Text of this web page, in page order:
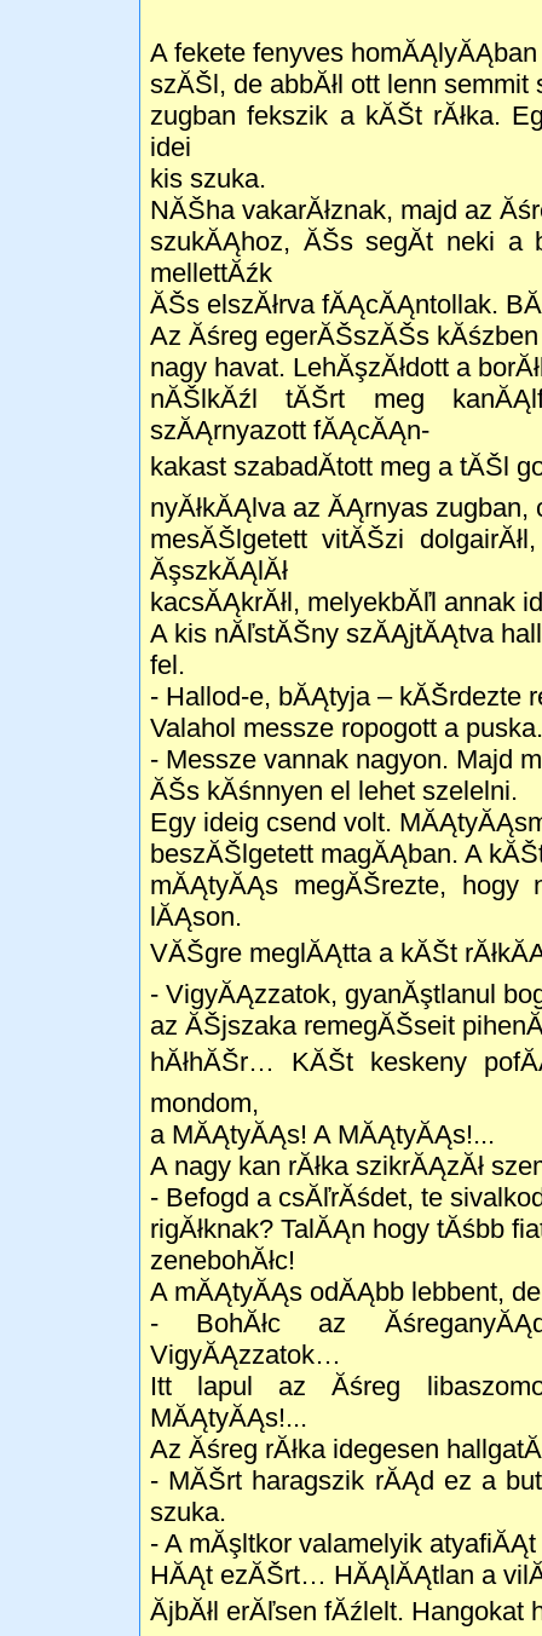
A fekete fenyves
szĂŠl, de abbĂłl ott lenn
zugban fekszik a kĂŠt rĂłka.
idei
kis szuka.
NĂŠha vakarĂłznak, majd az
szukĂĄhoz, ĂŠs segĂ­t neki a
mellettĂźk
ĂŠs elszĂłrva fĂĄcĂĄntollak.
Az Ăśreg egerĂŠszĂŠs
nagy havat. LehĂşzĂłdott a
nĂŠlkĂźl tĂŠrt meg
szĂĄrnyazott fĂĄcĂĄn-
kakast szabadĂ­tott meg a tĂŠl
nyĂłkĂĄlva az ĂĄrnyas
mesĂŠlgetett vitĂŠzi
ĂşszkĂĄlĂł
kacsĂĄkrĂłl, melyekbĂľl annak
A kis nĂľstĂŠny szĂĄjtĂĄtva
fel.
- Hallod-e, bĂĄtyja – kĂŠrdezte
Valahol messze ropogott a
- Messze vannak nagyon. Majd
ĂŠs kĂśnnyen el lehet szelelni.
Egy ideig csend volt.
beszĂŠlgetett magĂĄban. A
mĂĄtyĂĄs megĂŠrezte,
lĂĄson.
VĂŠgre meglĂĄtta a kĂŠt
- VigyĂĄzzatok, gyanĂştlanul
az ĂŠjszaka remegĂŠseit
hĂłhĂŠr… KĂŠt keskeny
mondom,
a MĂĄtyĂĄs! A MĂĄtyĂĄs!...
A nagy kan rĂłka szikrĂĄzĂł
- Befogd a csĂľrĂśdet, te
rigĂłknak? TalĂĄn hogy tĂśbb
zenebohĂłc!
A mĂĄtyĂĄs odĂĄbb lebbent,
- BohĂłc az
VigyĂĄzzatok…
Itt lapul az Ăśreg
MĂĄtyĂĄs!...
Az Ăśreg rĂłka idegesen
- MĂŠrt haragszik rĂĄd ez a
szuka.
- A mĂşltkor valamelyik
HĂĄt ezĂŠrt… HĂĄlĂĄtlan a
ĂjbĂłl erĂľsen fĂźlelt.